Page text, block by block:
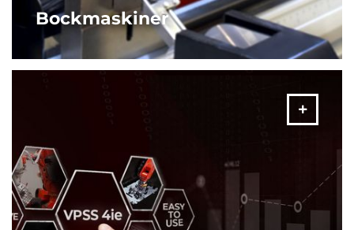
Bockmaskiner
Med allt från fristående maskiner till robotceller erbjuder
AMADA olika lösningar och konfigurationer baserade på
dina arbetsbehov.